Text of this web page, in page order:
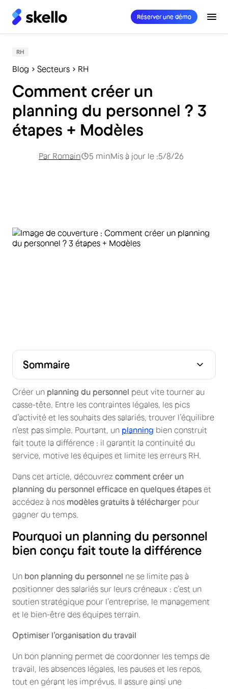
Réserver une démo
RH
Blog Secteurs RH
Comment créer un
planning du personnel ? 3
étapes + Modèles
Par Romain 5 minMis à jour le :5/8/26
Créer un planning du personnel peut vite tourner au
casse-tête. Entre les contraintes légales, les pics
d’activité et les souhaits des salariés, trouver l’équilibre
n’est pas simple. Pourtant, un planning bien construit
fait toute la différence : il garantit la continuité du
service, motive les équipes et limite les erreurs RH.
Dans cet article, découvrez comment créer un
planning du personnel efficace en quelques étapes et
accédez à nos modèles gratuits à télécharger pour
gagner du temps.
Pourquoi un planning du personnel
bien conçu fait toute la différence
Un bon planning du personnel ne se limite pas à
positionner des salariés sur leurs créneaux : c’est un
soutien stratégique pour l’entreprise, le management
et le bien-être des équipes terrain.
Optimiser l’organisation du travail
Un bon planning permet de coordonner les temps de
travail, les absences légales, les pauses et les repos,
tout en gérant les imprévus. Il assure ainsi une
Sommaire
toute la différence
efficace
travail des salariés ?